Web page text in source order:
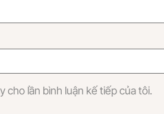
lần bình luận kế tiếp của tôi.